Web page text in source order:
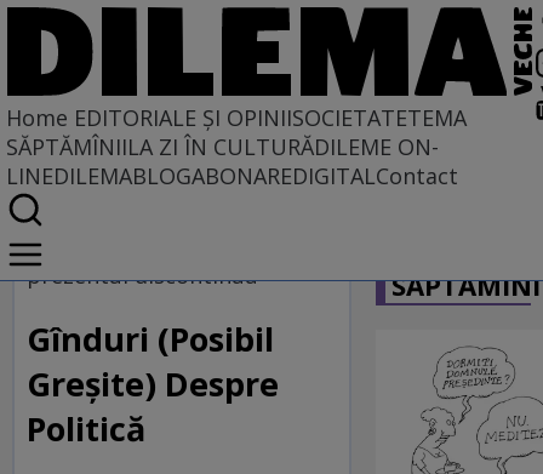
Home EDITORIALE ȘI OPINIISOCIETATETEMA
SĂPTĂMÎNIILA ZI ÎN CULTURĂDILEME ON-
LINEDILEMABLOGABONAREDIGITALContact
Home
EDITORIALE ȘI OPINII
prezentul discontinuu
Gînduri (Posibil
Greşite) Despre
Politică